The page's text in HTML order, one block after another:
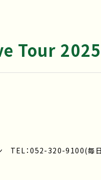
Tour 2025
ン TEL：052-320-9100(